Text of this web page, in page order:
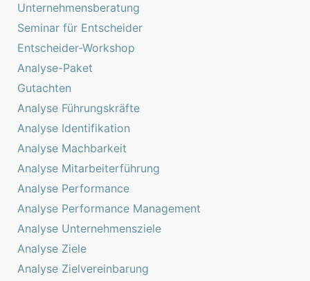
Unternehmensberatung
Seminar für Entscheider
Entscheider-Workshop
Analyse-Paket
Gutachten
Analyse Führungskräfte
Analyse Identifikation
Analyse Machbarkeit
Analyse Mitarbeiterführung
Analyse Performance
Analyse Performance Management
Analyse Unternehmensziele
Analyse Ziele
Analyse Zielvereinbarung